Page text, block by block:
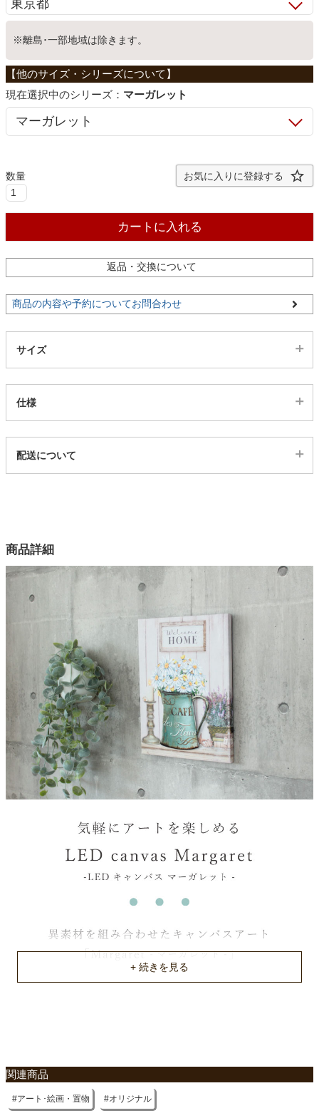
ホームオフィス
こたつ
寝具
カーテン
マット
キッチン用品
タワー
※離島･一部地域は除きます。
シリーズ： マーガレット
お気に入りに登録する
カートに入れる
返品・交換について
商品の内容や予約についてお問合わせ
サイズ
仕様
488123
1色
キャンバス
LEDライト
材質4
鉄
材質5
不織布
配送について
商品詳細
関連商品
アート･絵画・置物 オリジナル